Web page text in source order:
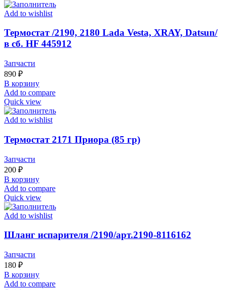
Add to wishlist
Термостат /2190, 2180 Lada Vesta, XRAY, Datsun/
в сб. HF 445912
Запчасти
890 ₽
В корзину
Add to compare
Quick view
Add to wishlist
Термостат 2171 Приора (85 гр)
Запчасти
200 ₽
В корзину
Add to compare
Quick view
Add to wishlist
Шланг испарителя /2190/арт.2190-8116162
Запчасти
180 ₽
В корзину
Add to compare